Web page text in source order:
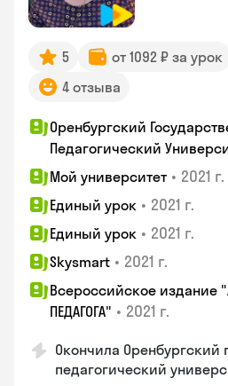
5 от 1092 ₽ за урок
4 отзыва
Оренбургский
Педагогический
Мой университет • 2021 г.
Единый урок • 2021 г.
Единый урок • 2021 г.
Skysmart • 2021 г.
Всероссийское издание
ПЕДАГОГА" • 2021 г.
Окончила Оренбургский
педагогический